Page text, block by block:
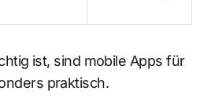
ist, sind mobile Apps für
praktisch.